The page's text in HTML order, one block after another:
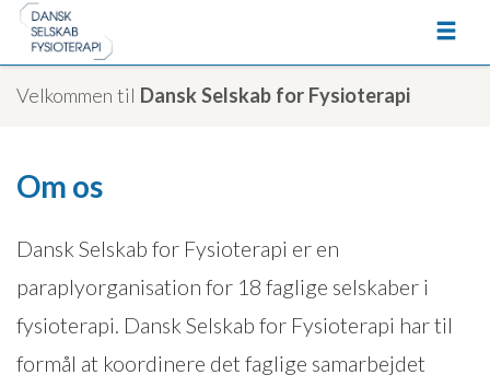
Velkommen til Dansk Selskab for Fysioterapi
Om os
Dansk Selskab for Fysioterapi er en
paraplyorganisation for 18 faglige selskaber i
fysioterapi. Dansk Selskab for Fysioterapi har til
formål at koordinere det faglige samarbejdet